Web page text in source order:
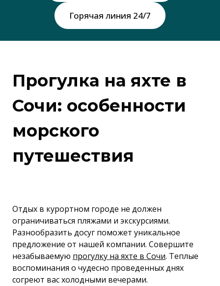
Горячая линия 24/7
Прогулка на яхте в
Сочи: особенности
морского
путешествия
Отдых в курортном городе не должен
ограничиваться пляжами и экскурсиями.
Разнообразить досуг поможет уникальное
предложение от нашей компании. Совершите
незабываемую прогулку на яхте в Сочи. Теплые
воспоминания о чудесно проведенных днях
согреют вас холодными вечерами.